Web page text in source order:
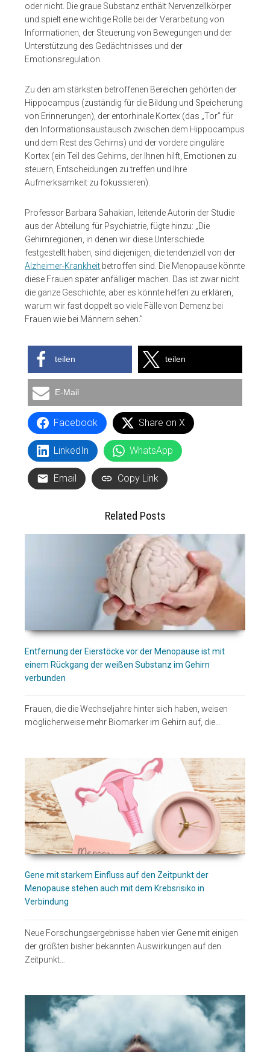
oder nicht. Die graue Substanz enthält Nervenzellkörper
und spielt eine wichtige Rolle bei der Verarbeitung von
Informationen, der Steuerung von Bewegungen und der
Unterstützung des Gedächtnisses und der
Emotionsregulation.
Zu den am stärksten betroffenen Bereichen gehörten der
Hippocampus (zuständig für die Bildung und Speicherung
von Erinnerungen), der entorhinale Kortex (das „Tor” für
den Informationsaustausch zwischen dem Hippocampus
und dem Rest des Gehirns) und der vordere cinguläre
Kortex (ein Teil des Gehirns, der Ihnen hilft, Emotionen zu
steuern, Entscheidungen zu treffen und Ihre
Aufmerksamkeit zu fokussieren).
Professor Barbara Sahakian, leitende Autorin der Studie
aus der Abteilung für Psychiatrie, fügte hinzu: „Die
Gehirnregionen, in denen wir diese Unterschiede
festgestellt haben, sind diejenigen, die tendenziell von der
Alzheimer-Krankheit betroffen sind. Die Menopause könnte
diese Frauen später anfälliger machen. Das ist zwar nicht
die ganze Geschichte, aber es könnte helfen zu erklären,
warum wir fast doppelt so viele Fälle von Demenz bei
Frauen wie bei Männern sehen.”
teilen teilen
E-Mail
Facebook Share on X
LinkedIn WhatsApp
Email Copy Link
Related Posts
Entfernung der Eierstöcke vor der Menopause ist mit
einem Rückgang der weißen Substanz im Gehirn
verbunden
Frauen, die die Wechseljahre hinter sich haben, weisen
möglicherweise mehr Biomarker im Gehirn auf, die…
Gene mit starkem Einfluss auf den Zeitpunkt der
Menopause stehen auch mit dem Krebsrisiko in
Verbindung
Neue Forschungsergebnisse haben vier Gene mit einigen
der größten bisher bekannten Auswirkungen auf den
Zeitpunkt…